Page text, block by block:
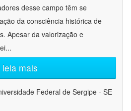
desse campo têm se
da consciência histórica de
Apesar da valorização e
...
leia mais
Federal de Sergipe - SE